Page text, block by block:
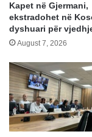
Kapet në Gjermani,
ekstradohet në
dyshuari për
August 7, 2026